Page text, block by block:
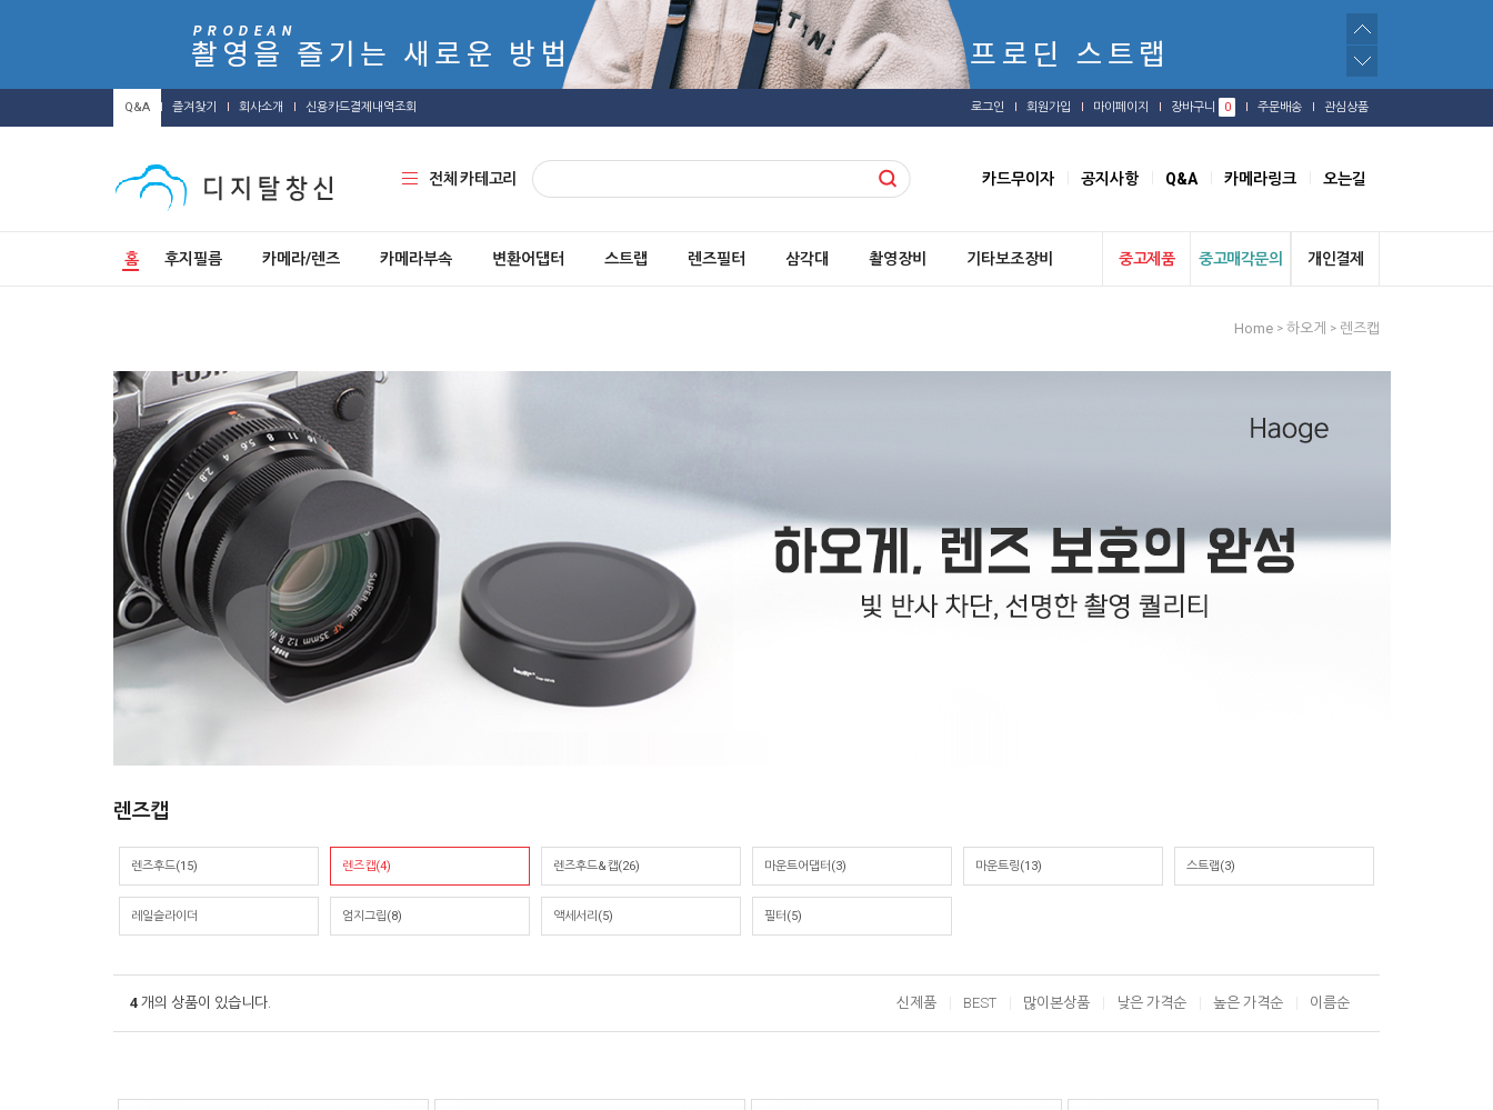
Q&A 즐겨찾기 회사소개 신용카드결제내역조회 로그인 회원가입 마이페이지 장바구니 0 주문배송 관심상품
전체 카테고리 카드무이자 공지사항 Q&A 카메라링크 오는길
홈 후지필름 카메라/렌즈 카메라부속 변환어댑터 스트랩 렌즈필터 삼각대 촬영장비 기타보조장비 중고제품 중고매각문의 개인결제
Home > 하오게 > 렌즈캡
렌즈캡
렌즈후드(15) 렌즈캡(4) 렌즈후드&캡(26) 마운트어댑터(3) 마운트링(13) 스트랩(3)
레일슬라이더 엄지그립(8) 액세서리(5) 필터(5)
4 개의 상품이 있습니다. 신제품 BEST 많이본상품 낮은 가격순 높은 가격순 이름순